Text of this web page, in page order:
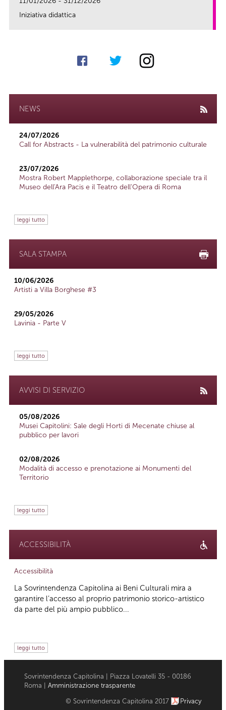
Iniziativa didattica
NEWS
24/07/2026
Call for Abstracts - La vulnerabilità del patrimonio culturale
23/07/2026
Mostra Robert Mapplethorpe, collaborazione speciale tra il
Museo dell'Ara Pacis e il Teatro dell'Opera di Roma
leggi tutto
SALA STAMPA
10/06/2026
Artisti a Villa Borghese #3
29/05/2026
Lavinia - Parte V
leggi tutto
AVVISI DI SERVIZIO
05/08/2026
Musei Capitolini: Sale degli Horti di Mecenate chiuse al
pubblico per lavori
02/08/2026
Modalità di accesso e prenotazione ai Monumenti del
Territorio
leggi tutto
ACCESSIBILITÀ
Accessibilità
La Sovrintendenza Capitolina ai Beni Culturali mira a
garantire l’accesso al proprio patrimonio storico-artistico
da parte del più ampio pubblico...
leggi tutto
Sovrintendenza Capitolina | Piazza Lovatelli 35 - 00186
Roma | Amministrazione trasparente
© Sovrintendenza Capitolina 2017 Privacy